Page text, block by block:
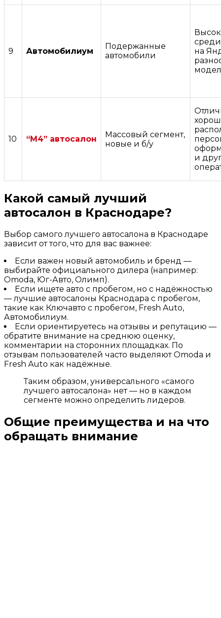
9 Автомобилиум
Подержанные
автомобили
среди
на
10 “М4” автосалон
Массовый сегмент,
новые и б/у
и
Какой самый лучший
автосалон в Краснодаре?
Выбор самого лучшего автосалона в Краснодаре
зависит от того, что для вас важнее:
Если важен новый автомобиль и бренд —
выбирайте официального дилера (например:
Omoda, Юг-Авто, Олимп).
Если ищете авто с пробегом, но с надёжностью
— лучшие автосалоны Краснодара с пробегом,
такие как Ключавто с пробегом, Fresh Auto,
Автомобилиум.
Если ориентируетесь на отзывы и репутацию —
обратите внимание на среднюю оценку,
комментарии на сторонних площадках. По
отзывам пользователей часто выделяют Omoda и
Fresh Auto как надёжные.
Таким образом, универсального «самого
лучшего автосалона» нет — но в каждом
сегменте можно определить лидеров.
Общие преимущества и на что
обращать внимание